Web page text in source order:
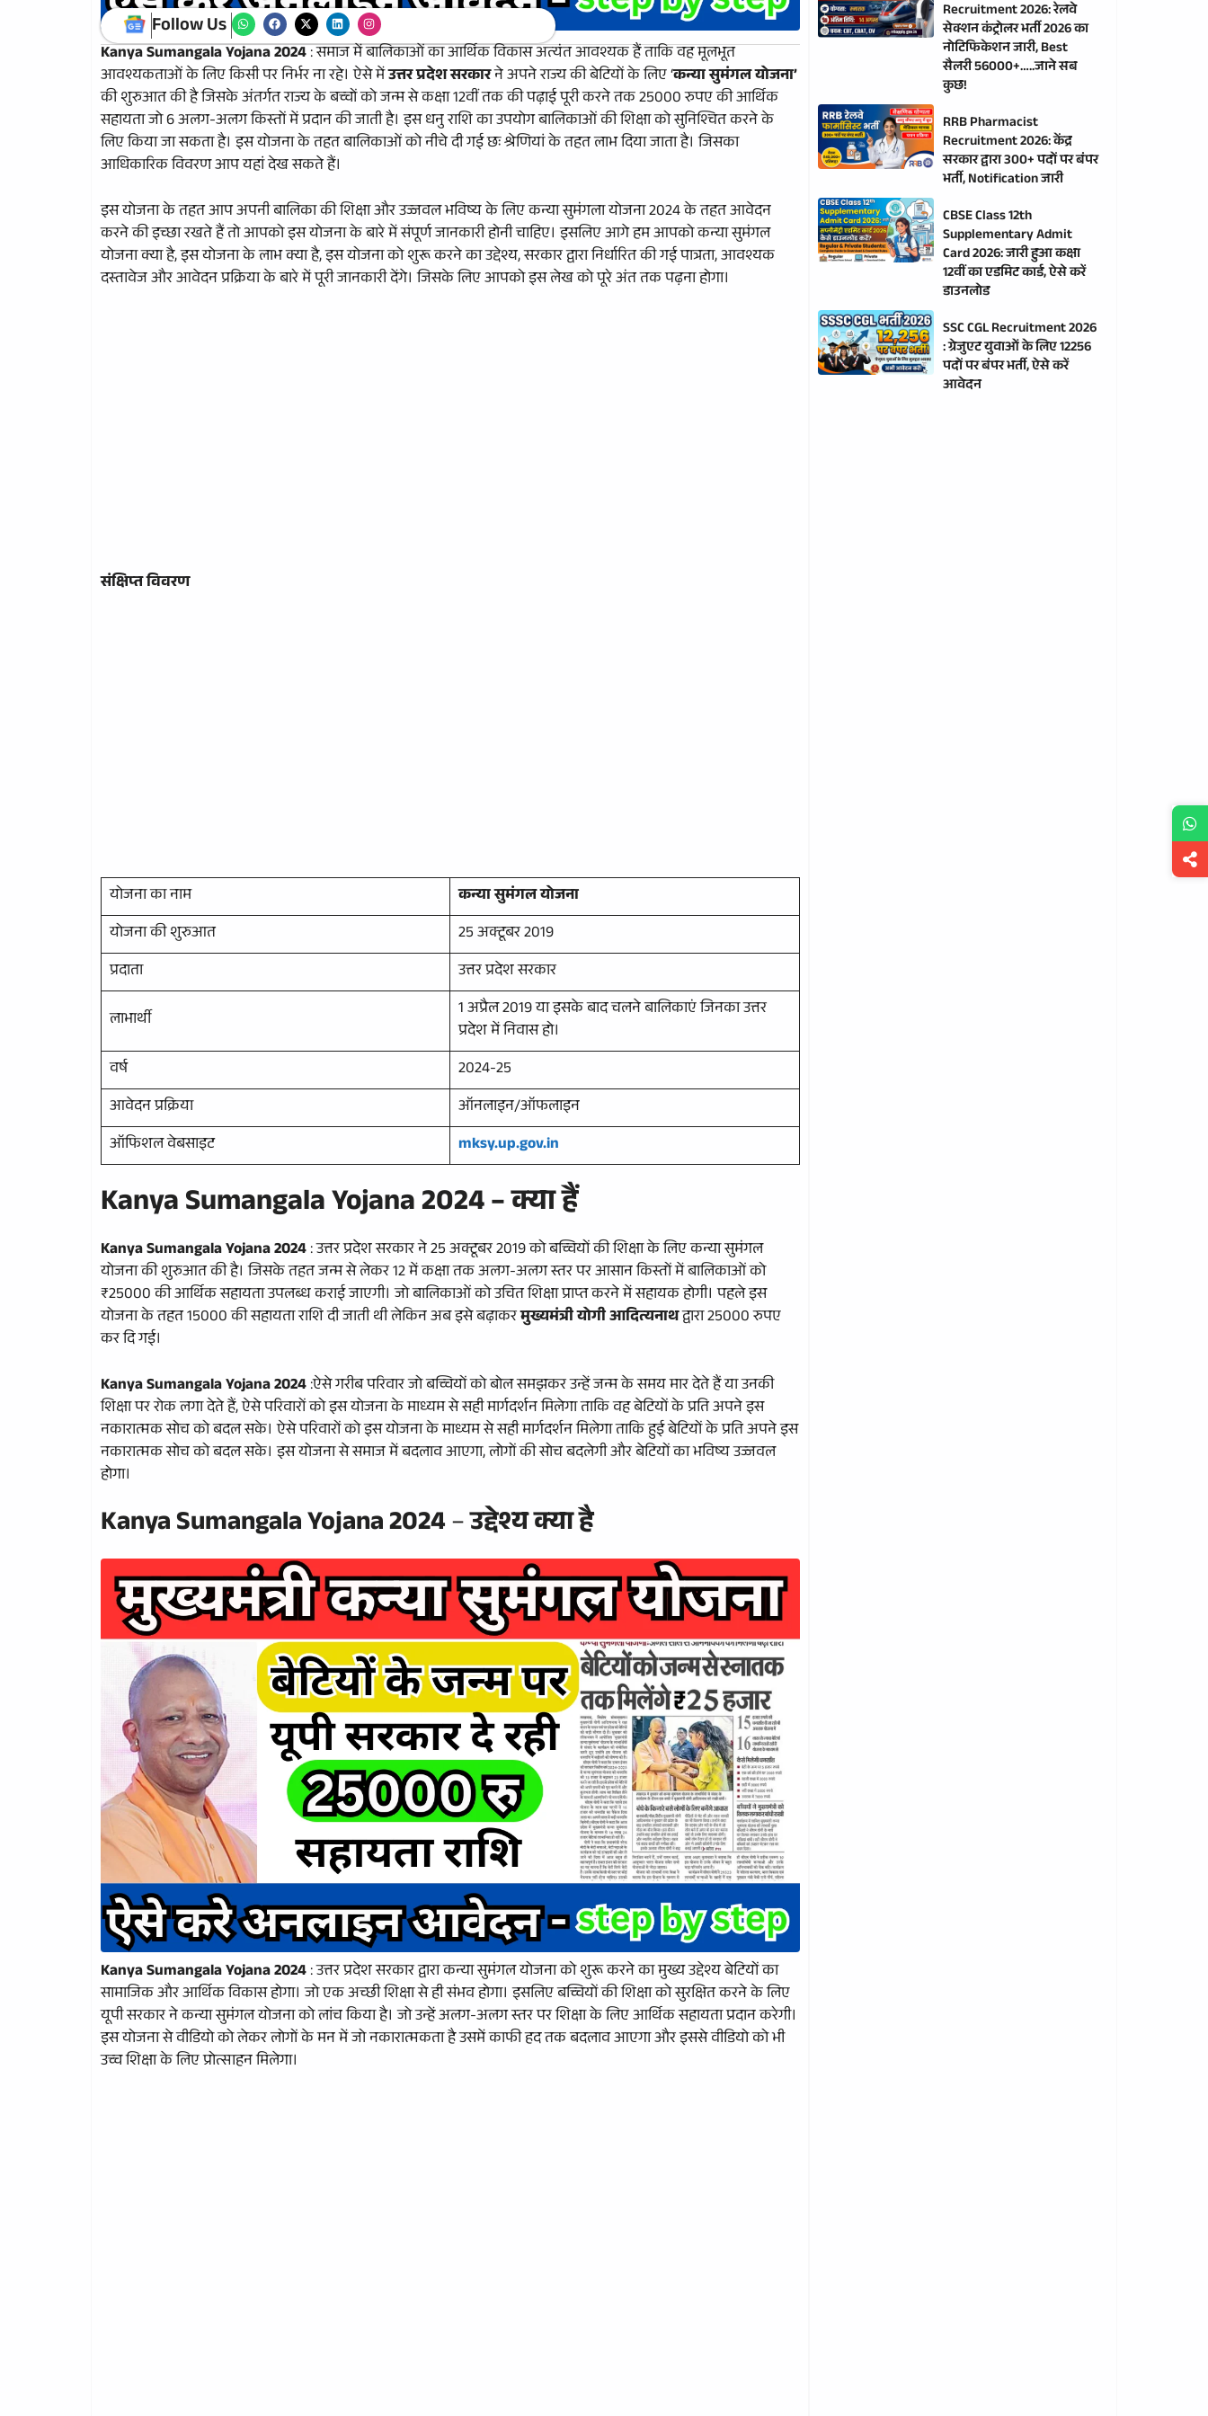
Follow Us
Kanya Sumangala Yojana 2024: समाज में बालिकाओं का आर्थिक विकास अत्यंत आवश्यक हैं ताकि वह मूलभूत
आवश्यकताओं के लिए किसी पर निर्भर ना रहे। ऐसे मेंउत्तर प्रदेश सरकारने अपने राज्य की बेटियों के लिए ‘कन्या सुमंगल योजना’
की शुरुआत की है जिसके अंतर्गत राज्य के बच्चों को जन्म से कक्षा 12वीं तक की पढ़ाई पूरी करने तक 25000 रुपए की आर्थिक
सहायता जो 6 अलग-अलग किस्तों में प्रदान की जाती है। इस धनु राशि का उपयोग बालिकाओं की शिक्षा को सुनिश्चित करने के
लिए किया जा सकता है। इस योजना के तहत बालिकाओं को नीचे दी गई छः श्रेणियां के तहत लाभ दिया जाता है। जिसका
आधिकारिक विवरण आप यहां देख सकते हैं।
इस योजना के तहत आप अपनी बालिका की शिक्षा और उज्जवल भविष्य के लिए कन्या सुमंगला योजना 2024 के तहत आवेदन
करने की इच्छा रखते हैं तो आपको इस योजना के बारे में संपूर्ण जानकारी होनी चाहिए। इसलिए आगे हम आपको कन्या सुमंगल
योजना क्या है, इस योजना के लाभ क्या है, इस योजना को शुरू करने का उद्देश्य, सरकार द्वारा निर्धारित की गई पात्रता, आवश्यक
दस्तावेज और आवेदन प्रक्रिया के बारे में पूरी जानकारी देंगे। जिसके लिए आपको इस लेख को पूरे अंत तक पढ़ना होगा।
संक्षिप्त विवरण
योजना का नाम
कन्या सुमंगल योजना
योजना की शुरुआत
25 अक्टूबर 2019
प्रदाता
उत्तर प्रदेश सरकार
लाभार्थी
1 अप्रैल 2019 या इसके बाद चलने बालिकाएं जिनका उत्तर
प्रदेश में निवास हो।
वर्ष
2024-25
आवेदन प्रक्रिया
ऑनलाइन/ऑफलाइन
ऑफिशल वेबसाइट
mksy.up.gov.in
Kanya Sumangala Yojana 2024 – क्या हैं
Kanya Sumangala Yojana 2024: उत्तर प्रदेश सरकार ने 25 अक्टूबर 2019 को बच्चियों की शिक्षा के लिए कन्या सुमंगल
योजना की शुरुआत की है। जिसके तहत जन्म से लेकर 12 में कक्षा तक अलग-अलग स्तर पर आसान किस्तों में बालिकाओं को
₹25000 की आर्थिक सहायता उपलब्ध कराई जाएगी। जो बालिकाओं को उचित शिक्षा प्राप्त करने में सहायक होगी। पहले इस
योजना के तहत 15000 की सहायता राशि दी जाती थी लेकिन अब इसे बढ़ाकरमुख्यमंत्री योगी आदित्यनाथद्वारा 25000 रुपए
कर दि गई।
Kanya Sumangala Yojana 2024:ऐसे गरीब परिवार जो बच्चियों को बोल समझकर उन्हें जन्म के समय मार देते हैं या उनकी
शिक्षा पर रोक लगा देते हैं, ऐसे परिवारों को इस योजना के माध्यम से सही मार्गदर्शन मिलेगा ताकि वह बेटियों के प्रति अपने इस
नकारात्मक सोच को बदल सके। ऐसे परिवारों को इस योजना के माध्यम से सही मार्गदर्शन मिलेगा ताकि हुई बेटियों के प्रति अपने इस
नकारात्मक सोच को बदल सके। इस योजना से समाज में बदलाव आएगा, लोगों की सोच बदलेगी और बेटियों का भविष्य उज्जवल
होगा।
Kanya Sumangala Yojana 2024–उद्देश्य क्या है
Kanya Sumangala Yojana 2024: उत्तर प्रदेश सरकार द्वारा कन्या सुमंगल योजना को शुरू करने का मुख्य उद्देश्य बेटियों का
सामाजिक और आर्थिक विकास होगा। जो एक अच्छी शिक्षा से ही संभव होगा। इसलिए बच्चियों की शिक्षा को सुरक्षित करने के लिए
यूपी सरकार ने कन्या सुमंगल योजना को लांच किया है। जो उन्हें अलग-अलग स्तर पर शिक्षा के लिए आर्थिक सहायता प्रदान करेगी।
इस योजना से वीडियो को लेकर लोगों के मन में जो नकारात्मकता है उसमें काफी हद तक बदलाव आएगा और इससे वीडियो को भी
उच्च शिक्षा के लिए प्रोत्साहन मिलेगा।
Recruitment 2026: रेलवे
सेक्शन कंट्रोलर भर्ती 2026 का
नोटिफिकेशन जारी, Best
सैलरी 56000+…..जाने सब
कुछ!
RRB Pharmacist
Recruitment 2026: केंद्र
सरकार द्वारा 300+ पदों पर बंपर
भर्ती, Notification जारी
CBSE Class 12th
Supplementary Admit
Card 2026: जारी हुआ कक्षा
12वीं का एडमिट कार्ड, ऐसे करें
डाउनलोड
SSC CGL Recruitment 2026
: ग्रेजुएट युवाओं के लिए 12256
पदों पर बंपर भर्ती, ऐसे करें
आवेदन